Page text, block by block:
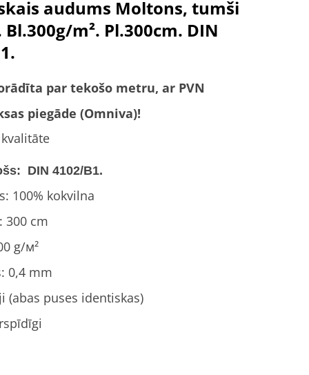
audums Moltons, tumši
m². Pl.300cm. DIN
par tekošo metru, ar PVN
piegāde (Omniva)!
DIN 4102/B1.
100% kokvilna
300 cm
g/м²
0,4 mm
(abas puses identiskas)